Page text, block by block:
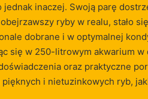
inaczej. Swoją parę
ryby w realu, stało
dobrane i w optymalnej
się w 250-litrowym akwarium w
oraz praktyczne
i nietuzinkowych ryb,